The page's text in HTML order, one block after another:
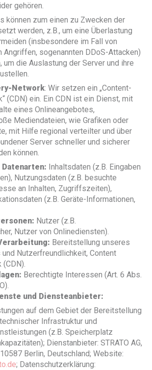
gehören.
können zum einen zu Zwecken der
werden, z.B., um eine Überlastung
(insbesondere im Fall von
Angriffen, sogenannten DDoS-Attacken)
um die Auslastung der Server und ihre
Network: Wir setzen ein „Content-
(CDN) ein. Ein CDN ist ein Dienst, mit
eines Onlineangebotes,
Mediendateien, wie Grafiken oder
mit Hilfe regional verteilter und über
Server schneller und sicherer
können.
Inhaltsdaten (z.B. Eingaben
Nutzungsdaten (z.B. besuchte
an Inhalten, Zugriffszeiten),
(z.B. Geräte-Informationen,
Nutzer (z.B.
Nutzer von Onlinediensten).
Bereitstellung unseres
Nutzerfreundlichkeit, Content
Berechtigte Interessen (Art. 6 Abs.
und Diensteanbieter:
auf dem Gebiet der Bereitstellung
Infrastruktur und
(z.B. Speicherplatz
Dienstanbieter: STRATO AG,
Berlin, Deutschland; Website:
; Datenschutzerklärung: